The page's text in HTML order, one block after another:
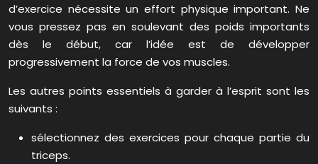
d’exercice nécessite un effort physique important. Ne
vous pressez pas en soulevant des poids importants
dès le début, car l’idée est de développer
progressivement la force de vos muscles.
Les autres points essentiels à garder à l’esprit sont les
suivants :
sélectionnez des exercices pour chaque partie du
triceps.